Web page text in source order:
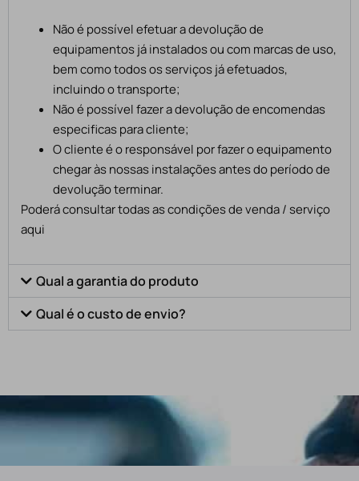
Não é possível efetuar a devolução de
equipamentos já instalados ou com marcas de uso,
bem como todos os serviços já efetuados,
incluindo o transporte;
Não é possível fazer a devolução de encomendas
especificas para cliente;
O cliente é o responsável por fazer o equipamento
chegar às nossas instalações antes do período de
devolução terminar.
Poderá consultar todas as condições de venda / serviço
aqui
Qual a garantia do produto
Qual é o custo de envio?